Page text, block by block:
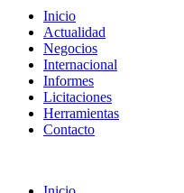
Inicio
Actualidad
Negocios
Internacional
Informes
Licitaciones
Herramientas
Contacto